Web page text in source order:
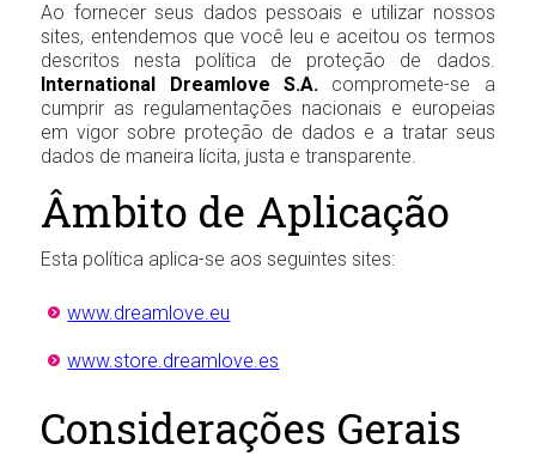
Ao fornecer seus dados pessoais e utilizar nossos
sites, entendemos que você leu e aceitou os termos
descritos nesta política de proteção de dados.
International Dreamlove S.A. compromete-se a
cumprir as regulamentações nacionais e europeias
em vigor sobre proteção de dados e a tratar seus
dados de maneira lícita, justa e transparente.
Âmbito de Aplicação
Esta política aplica-se aos seguintes sites:
www.dreamlove.eu
www.store.dreamlove.es
Considerações Gerais